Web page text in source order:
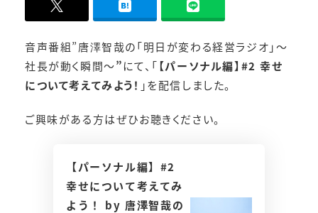
音声番組”唐澤智哉の「明日が変わる経営ラジオ」～
社長が動く瞬間～”にて、「 【パーソナル編】#2 幸せ
について考えてみよう！ 」を配信しました。
ご興味がある方はぜひお聴きください。
【パーソナル編】#2
幸せについて考えてみ
よう！ by 唐澤智哉の